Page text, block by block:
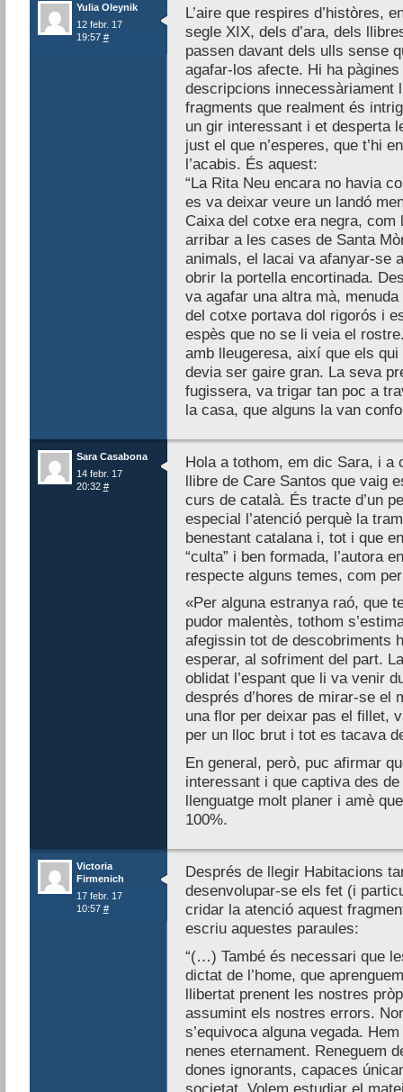
Yulia Oleynik
12 febr. 17
19:57 #
L’aire que respires d’històres,
segle XIX, dels d’ara, dels
passen davant dels ulls sense
agafar-los afecte. Hi ha
descripcions innecessàriament
fragments que realment és
un gir interessant i et desperta
just el que n’esperes, que t’hi
l’acabis. És aquest:
“La Rita Neu encara no havia
es va deixar veure un landó
Caixa del cotxe era negra,
arribar a les cases de Santa
animals, el lacai va afanyar-se
obrir la portella encortinada.
va agafar una altra mà,
del cotxe portava dol rigorós i
espès que no se li veia el
amb lleugeresa, així que els
devia ser gaire gran. La seva
fugissera, va trigar tan poc a
la casa, que alguns la van
Sara Casabona
14 febr. 17
20:32 #
Hola a tothom, em dic Sara, i a
llibre de Care Santos que vaig
curs de català. És tracte d’un
especial l’atenció perquè la
benestant catalana i, tot i que
“culta” i ben formada, l’autora
respecte alguns temes, com
«Per alguna estranya raó, que
pudor malentès, tothom
afegissin tot de descobriments
esperar, al sofriment del part.
oblidat l’espant que li va venir
després d’hores de mirar-se el
una flor per deixar pas el fillet,
per un lloc brut i tot es tacava
En general, però, puc afirmar
interessant i que captiva des
llenguatge molt planer i amè
100%.
Victoria
Firmenich
17 febr. 17
10:57 #
Després de llegir Habitacions
desenvolupar-se els fet (i
cridar la atenció aquest
escriu aquestes paraules:
“(…) També és necessari que
dictat de l’home, que
llibertat prenent les nostres
assumint els nostres errors.
s’equivoca alguna vegada.
nenes eternament. Reneguem
dones ignorants, capaces
societat. Volem estudiar el